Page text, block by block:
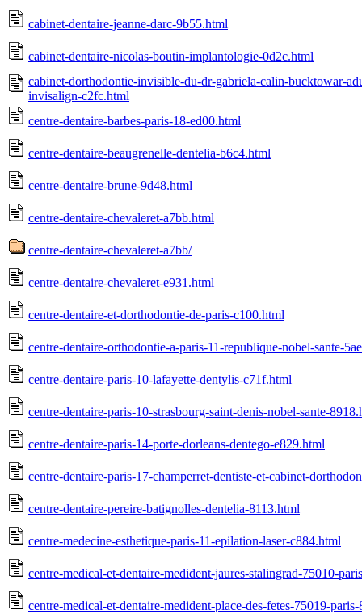
cabinet-dentaire-jeanne-darc-9b55.html
cabinet-dentaire-nicolas-boutin-implantologie-0d2c.html
cabinet-dorthodontie-invisible-du-dr-gabriela-calin-bucktowar-
invisalign-c2fc.html
centre-dentaire-barbes-paris-18-ed00.html
centre-dentaire-beaugrenelle-dentelia-b6c4.html
centre-dentaire-brune-9d48.html
centre-dentaire-chevaleret-a7bb.html
centre-dentaire-chevaleret-a7bb/
centre-dentaire-chevaleret-e931.html
centre-dentaire-et-dorthodontie-de-paris-c100.html
centre-dentaire-orthodontie-a-paris-11-republique-nobel-sante-
centre-dentaire-paris-10-lafayette-dentylis-c71f.html
centre-dentaire-paris-10-strasbourg-saint-denis-nobel-sante-
centre-dentaire-paris-14-porte-dorleans-dentego-e829.html
centre-dentaire-paris-17-champerret-dentiste-et-cabinet-
centre-dentaire-pereire-batignolles-dentelia-8113.html
centre-medecine-esthetique-paris-11-epilation-laser-c884.html
centre-medical-et-dentaire-medident-jaures-stalingrad-75010-
centre-medical-et-dentaire-medident-place-des-fetes-75019-